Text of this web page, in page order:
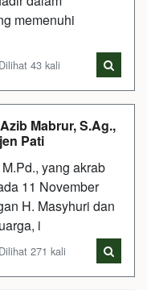
memenuhi
43 kali
Mabrur, S.Ag.,
Pati
yang akrab
11 November
H. Masyhuri dan
i
271 kali